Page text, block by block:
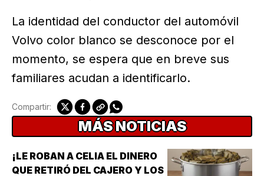
La identidad del conductor del automóvil
Volvo color blanco se desconoce por el
momento, se espera que en breve sus
familiares acudan a identificarlo.
Compartir:
MÁS NOTICIAS
¡LE ROBAN A CELIA EL DINERO
QUE RETIRÓ DEL CAJERO Y LOS